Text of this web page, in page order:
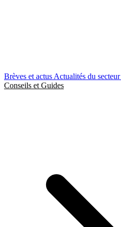
Brèves et actus Actualités du secteur
Conseils et Guides